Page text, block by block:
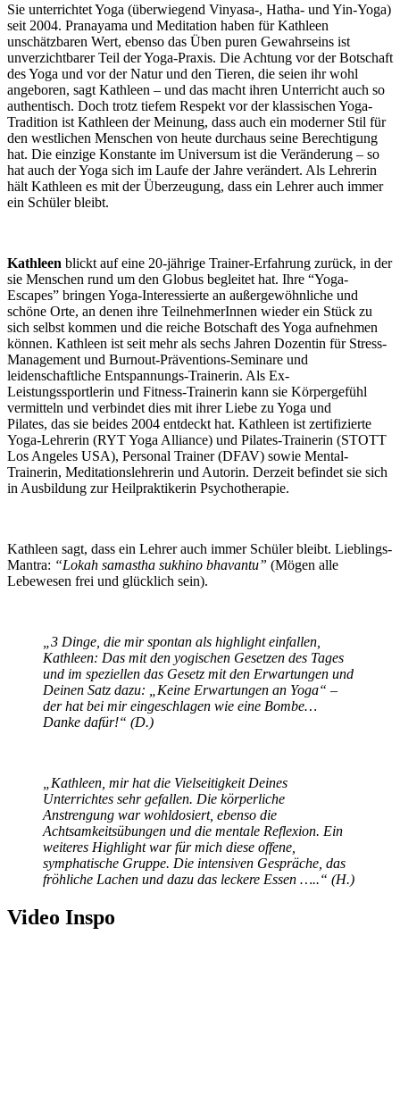
Sie unterrichtet Yoga (überwiegend Vinyasa-, Hatha- und Yin-Yoga)
seit 2004. Pranayama und Meditation haben für Kathleen
unschätzbaren Wert, ebenso das Üben puren Gewahrseins ist
unverzichtbarer Teil der Yoga-Praxis. Die Achtung vor der Botschaft
des Yoga und vor der Natur und den Tieren, die seien ihr wohl
angeboren, sagt Kathleen – und das macht ihren Unterricht auch so
authentisch. Doch trotz tiefem Respekt vor der klassischen Yoga-
Tradition ist Kathleen der Meinung, dass auch ein moderner Stil für
den westlichen Menschen von heute durchaus seine Berechtigung
hat. Die einzige Konstante im Universum ist die Veränderung – so
hat auch der Yoga sich im Laufe der Jahre verändert. Als Lehrerin
hält Kathleen es mit der Überzeugung, dass ein Lehrer auch immer
ein Schüler bleibt.
Kathleen blickt auf eine 20-jährige Trainer-Erfahrung zurück, in der
sie Menschen rund um den Globus begleitet hat. Ihre “Yoga-
Escapes” bringen Yoga-Interessierte an außergewöhnliche und
schöne Orte, an denen ihre TeilnehmerInnen wieder ein Stück zu
sich selbst kommen und die reiche Botschaft des Yoga aufnehmen
können. Kathleen ist seit mehr als sechs Jahren Dozentin für Stress-
Management und Burnout-Präventions-Seminare und
leidenschaftliche Entspannungs-Trainerin. Als Ex-
Leistungssportlerin und Fitness-Trainerin kann sie Körpergefühl
vermitteln und verbindet dies mit ihrer Liebe zu Yoga und
Pilates, das sie beides 2004 entdeckt hat. Kathleen ist zertifizierte
Yoga-Lehrerin (RYT Yoga Alliance) und Pilates-Trainerin (STOTT
Los Angeles USA), Personal Trainer (DFAV) sowie Mental-
Trainerin, Meditationslehrerin und Autorin. Derzeit befindet sie sich
in Ausbildung zur Heilpraktikerin Psychotherapie.
Kathleen sagt, dass ein Lehrer auch immer Schüler bleibt. Lieblings-
Mantra: “Lokah samastha sukhino bhavantu” (Mögen alle
Lebewesen frei und glücklich sein).
„3 Dinge, die mir spontan als highlight einfallen,
Kathleen: Das mit den yogischen Gesetzen des Tages
und im speziellen das Gesetz mit den Erwartungen und
Deinen Satz dazu: „Keine Erwartungen an Yoga“ –
der hat bei mir eingeschlagen wie eine Bombe…
Danke dafür!“ (D.)
„Kathleen, mir hat die Vielseitigkeit Deines
Unterrichtes sehr gefallen. Die körperliche
Anstrengung war wohldosiert, ebenso die
Achtsamkeitsübungen und die mentale Reflexion. Ein
weiteres Highlight war für mich diese offene,
symphatische Gruppe. Die intensiven Gespräche, das
fröhliche Lachen und dazu das leckere Essen …..“ (H.)
Video Inspo